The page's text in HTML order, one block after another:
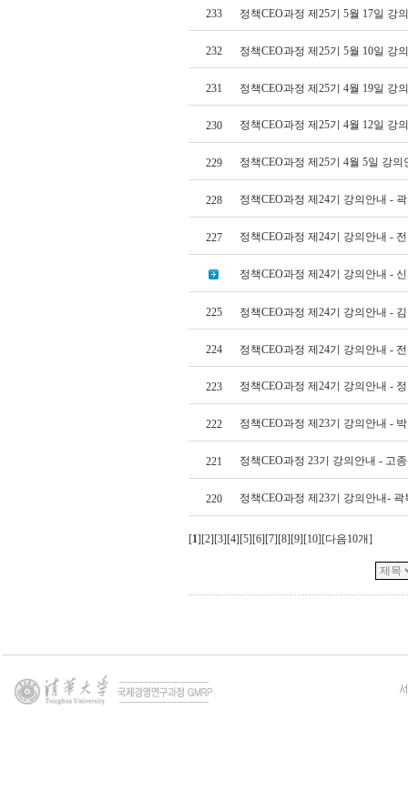
233 정책CEO과정 제25기 5월 17일 강
232 정책CEO과정 제25기 5월 10일 강
231 정책CEO과정 제25기 4월 19일 강
230 정책CEO과정 제25기 4월 12일 강
229 정책CEO과정 제25기 4월 5일 강
228 정책CEO과정 제24기 강의안내 -
227 정책CEO과정 제24기 강의안내 -
정책CEO과정 제24기 강의안내 -
225 정책CEO과정 제24기 강의안내 -
224 정책CEO과정 제24기 강의안내 -
223 정책CEO과정 제24기 강의안내 -
222 정책CEO과정 제23기 강의안내 -
221 정책CEO과정 23기 강의안내 - 고
220 정책CEO과정 제23기 강의안내-
[1][2][3][4][5][6][7][8][9][10][다음10개]